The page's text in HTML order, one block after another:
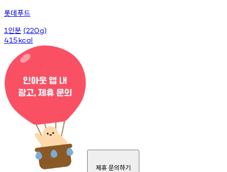
롯데푸드
1 인분 (220g)
415kcal
제휴 문의하기